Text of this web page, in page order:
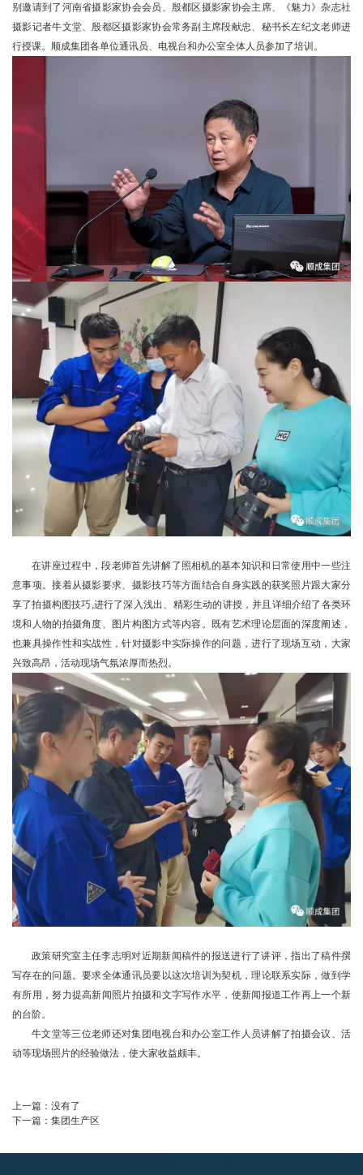
别邀请到了河南省摄影家协会会员、殷都区摄影家协会主席、《魅力》杂志社
摄影记者牛文堂、殷都区摄影家协会常务副主席段献忠、秘书长左纪文老师进
行授课。顺成集团各单位通讯员、电视台和办公室全体人员参加了培训。
在讲座过程中，段老师首先讲解了照相机的基本知识和日常使用中一些注
意事项。接着从摄影要求、摄影技巧等方面结合自身实践的获奖照片跟大家分
享了拍摄构图技巧,进行了深入浅出、精彩生动的讲授，并且详细介绍了各类环
境和人物的拍摄角度、图片构图方式等内容。既有艺术理论层面的深度阐述，
也兼具操作性和实战性，针对摄影中实际操作的问题，进行了现场互动，大家
兴致高昂，活动现场气氛浓厚而热烈。
政策研究室主任李志明对近期新闻稿件的报送进行了讲评，指出了稿件撰
写存在的问题。要求全体通讯员要以这次培训为契机，理论联系实际，做到学
有所用，努力提高新闻照片拍摄和文字写作水平，使新闻报道工作再上一个新
的台阶。
牛文堂等三位老师还对集团电视台和办公室工作人员讲解了拍摄会议、活
动等现场照片的经验做法，使大家收益颇丰。
上一篇： 没有了
下一篇： 集团生产区